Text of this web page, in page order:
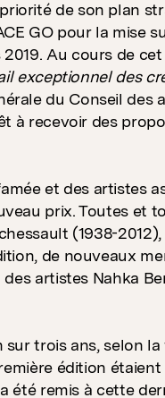
de son plan
GO pour la mise
Au cours de
exceptionnel des
du Conseil des
à recevoir des
et des artistes
prix. Toutes et
(1938-
de nouveaux
artistes Nahka
trois ans, selon
édition
été remis à cette